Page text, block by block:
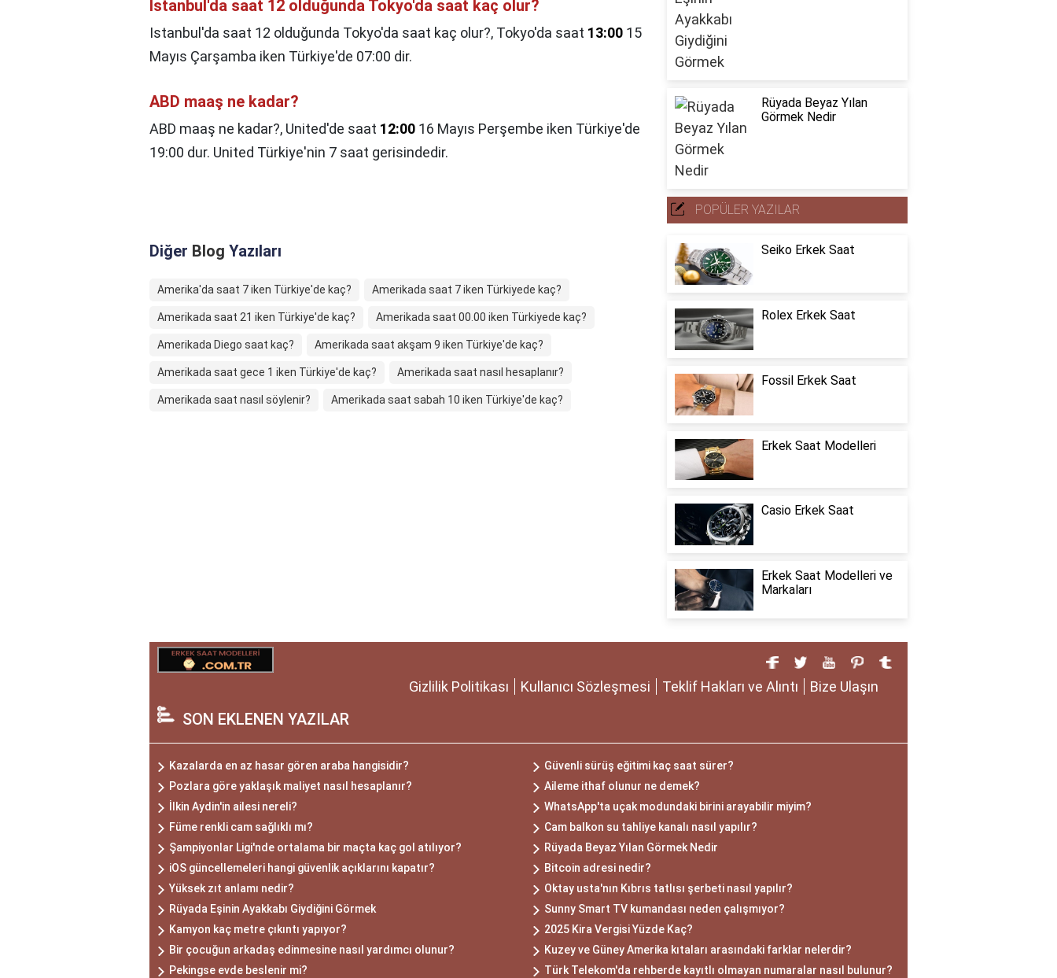
Istanbul'da saat 12 olduğunda Tokyo'da saat kaç olur?
Istanbul'da saat 12 olduğunda Tokyo'da saat kaç olur?, Tokyo'da saat 13:00 15
Mayıs Çarşamba iken Türkiye'de 07:00 dir.
ABD maaş ne kadar?
ABD maaş ne kadar?, United'de saat 12:00 16 Mayıs Perşembe iken Türkiye'de
19:00 dur. United Türkiye'nin 7 saat gerisindedir.
Diğer Blog Yazıları
Amerika'da saat 7 iken Türkiye'de kaç? Amerikada saat 7 iken Türkiyede kaç?
Amerikada saat 21 iken Türkiye'de kaç? Amerikada saat 00.00 iken Türkiyede kaç?
Amerikada Diego saat kaç? Amerikada saat akşam 9 iken Türkiye'de kaç?
Amerikada saat gece 1 iken Türkiye'de kaç? Amerikada saat nasıl hesaplanır?
Amerikada saat nasıl söylenir? Amerikada saat sabah 10 iken Türkiye'de kaç?
Rüyada Beyaz Yılan
Görmek Nedir
POPÜLER YAZILAR
Seiko Erkek Saat
Rolex Erkek Saat
Fossil Erkek Saat
Erkek Saat Modelleri
Casio Erkek Saat
Erkek Saat Modelleri ve
Markaları
Gizlilik Politikası Kullanıcı Sözleşmesi Teklif Hakları ve Alıntı Bize Ulaşın
SON EKLENEN YAZILAR
Kazalarda en az hasar gören araba hangisidir?
Güvenli sürüş eğitimi kaç saat sürer?
Pozlara göre yaklaşık maliyet nasıl hesaplanır?
Aileme ithaf olunur ne demek?
İlkin Aydin'in ailesi nereli?
WhatsApp'ta uçak modundaki birini arayabilir miyim?
Füme renkli cam sağlıklı mı?
Cam balkon su tahliye kanalı nasıl yapılır?
Şampiyonlar Ligi'nde ortalama bir maçta kaç gol atılıyor?
Rüyada Beyaz Yılan Görmek Nedir
iOS güncellemeleri hangi güvenlik açıklarını kapatır?
Bitcoin adresi nedir?
Yüksek zıt anlamı nedir?
Oktay usta'nın Kıbrıs tatlısı şerbeti nasıl yapılır?
Rüyada Eşinin Ayakkabı Giydiğini Görmek
Sunny Smart TV kumandası neden çalışmıyor?
Kamyon kaç metre çıkıntı yapıyor?
2025 Kira Vergisi Yüzde Kaç?
Bir çocuğun arkadaş edinmesine nasıl yardımcı olunur?
Kuzey ve Güney Amerika kıtaları arasındaki farklar nelerdir?
Pekingse evde beslenir mi?
Türk Telekom'da rehberde kayıtlı olmayan numaralar nasıl bulunur?